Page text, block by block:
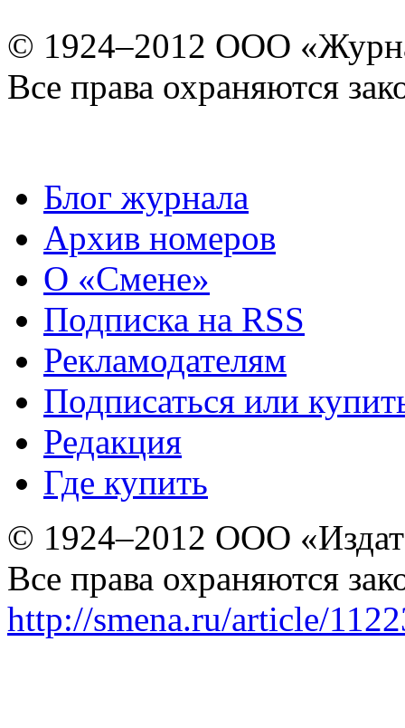
© 1924–2012 ООО
Все права охраняются
Блог журнала
Архив номеров
О «Смене»
Подписка на RSS
Рекламодателям
Подписаться или
Редакция
Где купить
© 1924–2012 ООО
Все права охраняются
http://smena.ru/article/